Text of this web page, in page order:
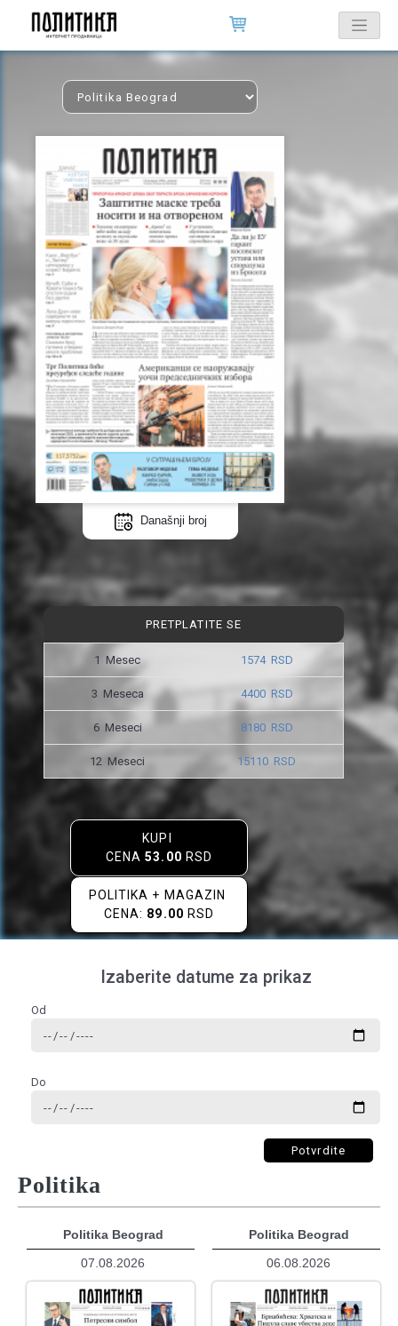
Današnji broj
PRETPLATITE SE
1 Mesec 1574 RSD
3 Meseca 4400 RSD
6 Meseci 8180 RSD
12 Meseci 15110 RSD
KUPI
CENA53.00 RSD
POLITIKA + MAGAZIN
CENA: 89.00 RSD
Izaberite datume za prikaz
Od
Do
Potvrdite
Politika
Politika Beograd
07.08.2026
Politika Beograd
06.08.2026